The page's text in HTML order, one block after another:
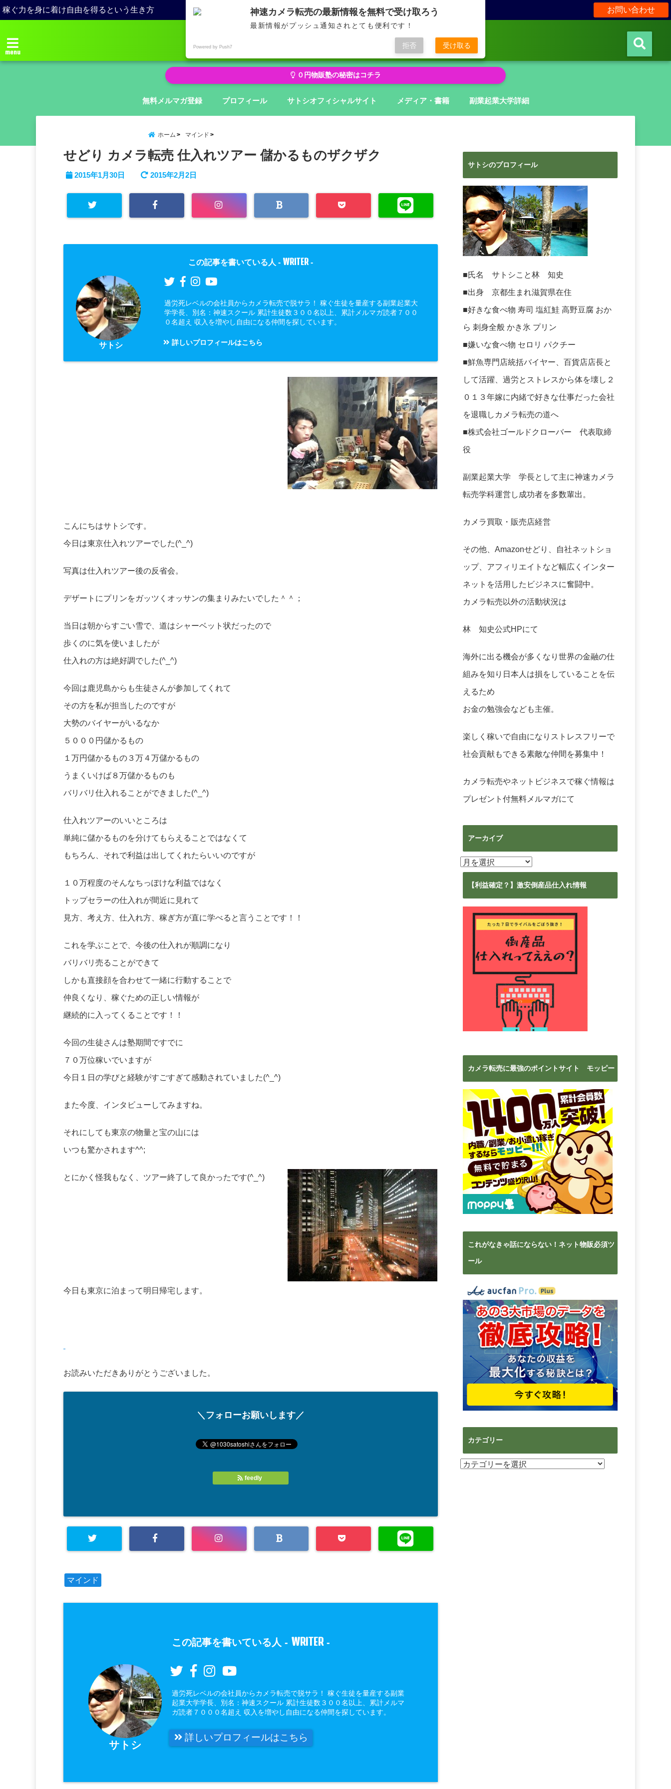
稼ぐ力を身に着け自由を得るという生き方 お問い合わせ
せどり・転売から物販にステージアップ
menu 無在庫から億を狙う０円物販
０円物販塾の秘密はコチラ
無料メルマガ登録 プロフィール サトシオフィシャルサイト メディア・書籍 副業起業大学詳細
ホーム マインド
せどり カメラ転売 仕入れツアー 儲かるものザクザク
2015年1月30日 2015年2月2日
この記事を書いている人 - WRITER -
サトシ
過労死レベルの会社員からカメラ転売で脱サラ！ 稼ぐ生徒を量産する副業起業大
学学長、別名：神速スクール 累計生徒数３００名以上、累計メルマガ読者７００
０名超え 収入を増やし自由になる仲間を探しています。
詳しいプロフィールはこちら
こんにちはサトシです。
今日は東京仕入れツアーでした(^_^)
写真は仕入れツアー後の反省会。
デザートにプリンをガッツくオッサンの集まりみたいでした＾＾；
当日は朝からすごい雪で、道はシャーベット状だったので
歩くのに気を使いましたが
仕入れの方は絶好調でした(^_^)
今回は鹿児島からも生徒さんが参加してくれて
その方を私が担当したのですが
大勢のバイヤーがいるなか
５０００円儲かるもの
１万円儲かるもの３万４万儲かるもの
うまくいけば８万儲かるものも
バリバリ仕入れることができました(^_^)
仕入れツアーのいいところは
単純に儲かるものを分けてもらえることではなくて
もちろん、それで利益は出してくれたらいいのですが
１０万程度のそんなちっぽけな利益ではなく
トップセラーの仕入れが間近に見れて
見方、考え方、仕入れ方、稼ぎ方が直に学べると言うことです！！
これを学ぶことで、今後の仕入れが順調になり
バリバリ売ることができて
しかも直接顔を合わせて一緒に行動することで
仲良くなり、稼ぐための正しい情報が
継続的に入ってくることです！！
今回の生徒さんは塾期間ですでに
７０万位稼いでいますが
今日１日の学びと経験がすごすぎて感動されていました(^_^)
また今度、インタビューしてみますね。
それにしても東京の物量と宝の山には
いつも驚かされます^^;
とにかく怪我もなく、ツアー終了して良かったです(^_^)
今日も東京に泊まって明日帰宅します。
お読みいただきありがとうございました。
＼フォローお願いします／
feedly
マインド
この記事を書いている人 - WRITER-
サトシ
過労死レベルの会社員からカメラ転売で脱サラ！ 稼ぐ生徒を量産する副業
起業大学学長、別名：神速スクール 累計生徒数３００名以上、累計メルマ
ガ読者７０００名超え 収入を増やし自由になる仲間を探しています。
詳しいプロフィールはこちら
サトシのプロフィール
■氏名 サトシこと林 知史
■出身 京都生まれ滋賀県在住
■好きな食べ物 寿司 塩紅鮭 高野豆腐 おか
ら 刺身全般 かき氷 プリン
■嫌いな食べ物 セロリ パクチー
■鮮魚専門店統括バイヤー、百貨店店長と
して活躍、過労とストレスから体を壊し２
０１３年嫁に内緒で好きな仕事だった会社
を退職しカメラ転売の道へ
■株式会社ゴールドクローバー 代表取締
役
副業起業大学 学長として主に神速カメラ
転売学科運営し成功者を多数輩出。
カメラ買取・販売店経営
その他、Amazonせどり、自社ネットショ
ップ、アフィリエイトなど幅広くインター
ネットを活用したビジネスに奮闘中。
カメラ転売以外の活動状況は
林 知史公式HPにて
海外に出る機会が多くなり世界の金融の仕
組みを知り日本人は損をしていることを伝
えるため
お金の勉強会なども主催。
楽しく稼いで自由になりストレスフリーで
社会貢献もできる素敵な仲間を募集中！
カメラ転売やネットビジネスで稼ぐ情報は
プレゼント付無料メルマガにて
アーカイブ
ア
ー
【利益確定？】激安倒産品仕入れ情報
カメラ転売に最強のポイントサイト モッピー
これがなきゃ話にならない！ネット物販必須ツ
ール
カテゴリー
カ
神速カメラ転売の最新情報を無料で受け取ろう
最新情報がプッシュ通知されとても便利です！
Powered by Push7 拒否 受け取る